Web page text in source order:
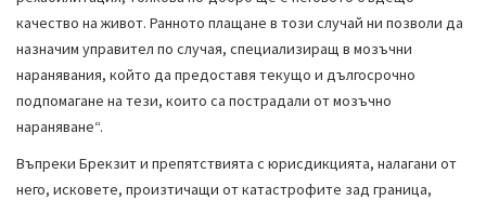
качество на живот. Ранното плащане в този случай ни позволи да
назначим управител по случая, специализиращ в мозъчни
наранявания, който да предоставя текущо и дългосрочно
подпомагане на тези, които са пострадали от мозъчно
нараняване“.
Въпреки Брекзит и препятствията с юрисдикцията, налагани от
него, исковете, произтичащи от катастрофите зад граница,